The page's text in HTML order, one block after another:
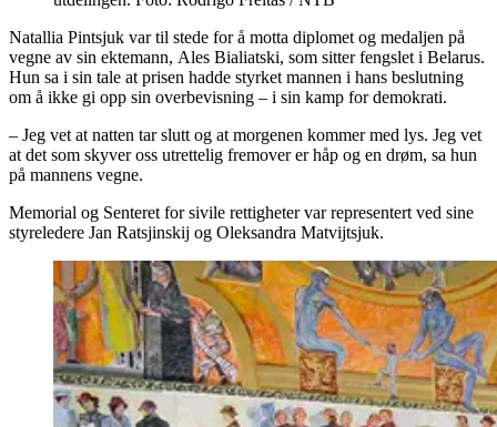
Natallia Pintsjuk var til stede for å motta diplomet og medaljen på
vegne av sin ektemann, Ales Bialiatski, som sitter fengslet i Belarus.
Hun sa i sin tale at prisen hadde styrket mannen i hans beslutning
om å ikke gi opp sin overbevisning – i sin kamp for demokrati.
– Jeg vet at natten tar slutt og at morgenen kommer med lys. Jeg vet
at det som skyver oss utrettelig fremover er håp og en drøm, sa hun
på mannens vegne.
Memorial og Senteret for sivile rettigheter var representert ved sine
styreledere Jan Ratsjinskij og Oleksandra Matvijtsjuk.